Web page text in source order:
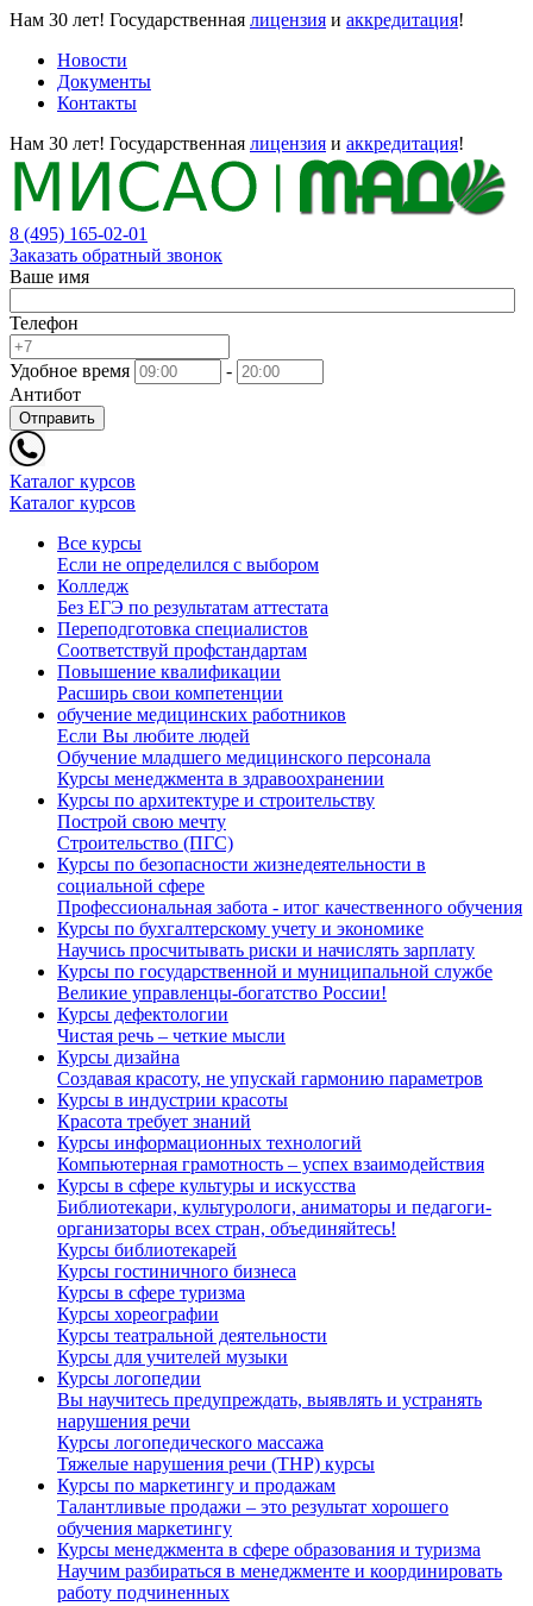
Нам 30 лет! Государственная лицензия и аккредитация!
Новости
Документы
Контакты
Нам 30 лет! Государственная лицензия и аккредитация!
8 (495) 165-02-01
Заказать обратный звонок
Ваше имя
Телефон
Удобное время
-
Антибот
Отправить
Каталог курсов
Каталог курсов
Все курсы
Если не определился с выбором
Колледж
Без ЕГЭ по результатам аттестата
Переподготовка специалистов
Соответствуй профстандартам
Повышение квалификации
Расширь свои компетенции
обучение медицинских работников
Если Вы любите людей
Обучение младшего медицинского персонала
Курсы менеджмента в здравоохранении
Курсы по архитектуре и строительству
Построй свою мечту
Строительство (ПГС)
Курсы по безопасности жизнедеятельности в
социальной сфере
Профессиональная забота - итог качественного обучения
Курсы по бухгалтерскому учету и экономике
Научись просчитывать риски и начислять зарплату
Курсы по государственной и муниципальной службе
Великие управленцы-богатство России!
Курсы дефектологии
Чистая речь – четкие мысли
Курсы дизайна
Создавая красоту, не упускай гармонию параметров
Курсы в индустрии красоты
Красота требует знаний
Курсы информационных технологий
Компьютерная грамотность – успех взаимодействия
Курсы в сфере культуры и искусства
Библиотекари, культурологи, аниматоры и педагоги-
организаторы всех стран, объединяйтесь!
Курсы библиотекарей
Курсы гостиничного бизнеса
Курсы в сфере туризма
Курсы хореографии
Курсы театральной деятельности
Курсы для учителей музыки
Курсы логопедии
Вы научитесь предупреждать, выявлять и устранять
нарушения речи
Курсы логопедического массажа
Тяжелые нарушения речи (ТНР) курсы
Курсы по маркетингу и продажам
Талантливые продажи – это результат хорошего
обучения маркетингу
Курсы менеджмента в сфере образования и туризма
Научим разбираться в менеджменте и координировать
работу подчиненных